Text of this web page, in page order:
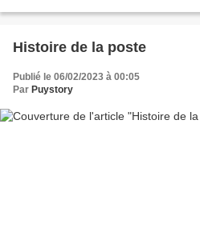
Histoire de la poste
Publié le 06/02/2023 à 00:05
Par Puystory